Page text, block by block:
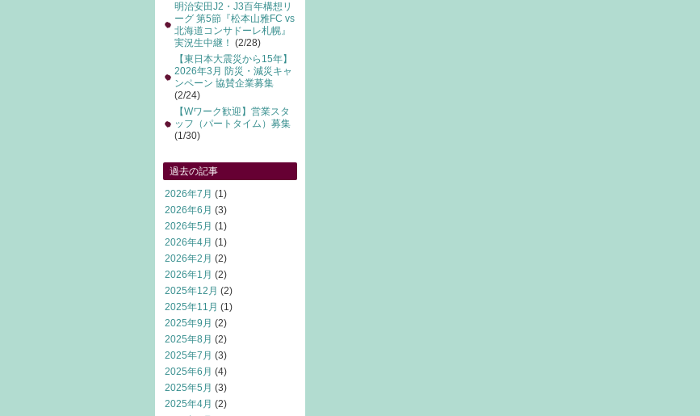
明治安田J2・J3百年構想リ
ーグ 第5節『松本山雅FC vs
北海道コンサドーレ札幌』
実況生中継！ (2/28)
【東日本大震災から15年】
2026年3月 防災・減災キャ
ンペーン 協賛企業募集
(2/24)
【Wワーク歓迎】営業スタ
ッフ（パートタイム）募集
(1/30)
過去の記事
2026年7月 (1)
2026年6月 (3)
2026年5月 (1)
2026年4月 (1)
2026年2月 (2)
2026年1月 (2)
2025年12月 (2)
2025年11月 (1)
2025年9月 (2)
2025年8月 (2)
2025年7月 (3)
2025年6月 (4)
2025年5月 (3)
2025年4月 (2)